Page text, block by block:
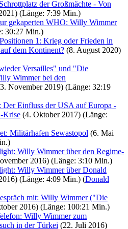
der Großmächte - Von
(Länge: 7:39 Min.)
gekaperten WHO: Willy Wimmer
30:27 Min.)
1: Krieg oder Frieden in
dem Kontinent? (8. August 2020)
Versailles" und "Die
Wimmer bei den
November 2019) (Länge: 32:19
Einfluss der USA auf Europa -
Krise (4. Oktober 2017) (Länge:
Militärhafen Sewastopol (6. Mai
Willy Wimmer über den Regime-
2016) (Länge: 3:10 Min.)
Willy Wimmer über Donald
(Länge: 4:09 Min.) (Donald
mit: Willy Wimmer ("Die
2016) (Länge: 100:21 Min.)
Willy Wimmer zum
in der Türkei (22. Juli 2016)